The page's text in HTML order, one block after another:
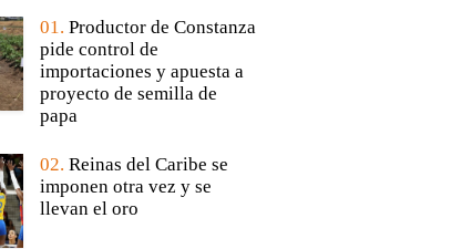
01. Productor de Constanza
pide control de
importaciones y apuesta a
proyecto de semilla de
papa
02. Reinas del Caribe se
imponen otra vez y se
llevan el oro